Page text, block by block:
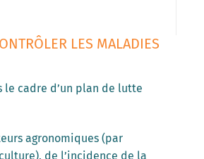
LES MALADIES
le cadre d’un plan de lutte
agronomiques (par
de l’incidence de la